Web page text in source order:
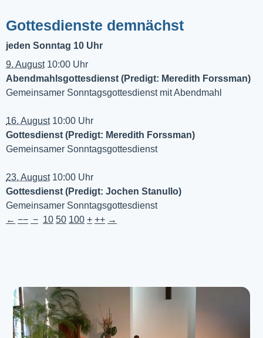
Gottesdienste demnächst
jeden Sonntag 10 Uhr
9. August10:00 Uhr
Abendmahlsgottesdienst (Predigt: Meredith Forssman)
Gemeinsamer Sonntagsgottesdienst mit Abendmahl
16. August10:00 Uhr
Gottesdienst (Predigt: Meredith Forssman)
Gemeinsamer Sonntagsgottesdienst
23. August10:00 Uhr
Gottesdienst (Predigt: Jochen Stanullo)
Gemeinsamer Sonntagsgottesdienst
← −− − 10 50 100 + ++ →